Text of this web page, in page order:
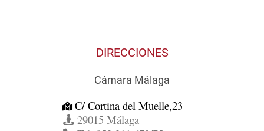
DIRECCIONES
Cámara Málaga
C/ Cortina del Muelle,23
29015 Málaga